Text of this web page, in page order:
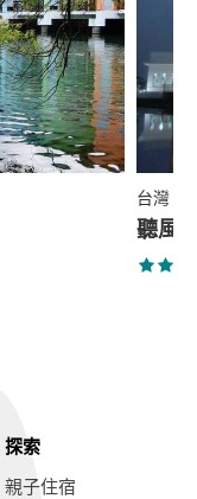
台灣 ·
聽風
探索
親子住宿